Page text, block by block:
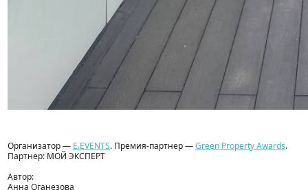
Организатор — E.EVENTS. Премия-партнер —Green Property Awards.
Партнер: МОЙ ЭКСПЕРТ
Автор:
Анна Оганезова